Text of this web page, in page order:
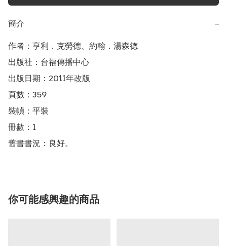
簡介 −
作者：亨利．克勞德、約翰．湯森德
出版社：台福傳播中心
出版日期：2011年改版
頁數：359
裝幀：平裝
冊數：1
舊書書況：良好。
你可能感興趣的商品